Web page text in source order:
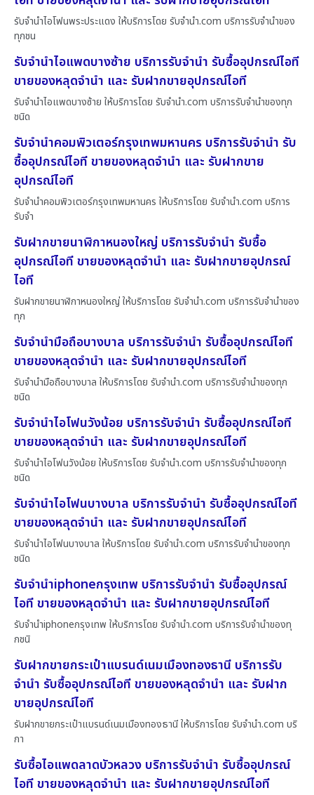
รับจำนำไอโฟนพระประแดง ให้บริการโดย รับจํานํา.com บริการรับจำนำของ
ทุกชน
รับจำนำไอแพดบางซ้าย บริการรับจำนำ รับซื้ออุปกรณ์ไอที
ขายของหลุดจำนำ และ รับฝากขายอุปกรณ์ไอที
รับจำนำไอแพดบางซ้าย ให้บริการโดย รับจํานํา.com บริการรับจำนำของทุก
ชนิด
รับจำนำคอมพิวเตอร์กรุงเทพมหานคร บริการรับจำนำ รับ
ซื้ออุปกรณ์ไอที ขายของหลุดจำนำ และ รับฝากขาย
อุปกรณ์ไอที
รับจำนำคอมพิวเตอร์กรุงเทพมหานคร ให้บริการโดย รับจํานํา.com บริการ
รับจำ
รับฝากขายนาฬิกาหนองใหญ่ บริการรับจำนำ รับซื้อ
อุปกรณ์ไอที ขายของหลุดจำนำ และ รับฝากขายอุปกรณ์
ไอที
รับฝากขายนาฬิกาหนองใหญ่ ให้บริการโดย รับจํานํา.com บริการรับจำนำของ
ทุก
รับจำนำมือถือบางบาล บริการรับจำนำ รับซื้ออุปกรณ์ไอที
ขายของหลุดจำนำ และ รับฝากขายอุปกรณ์ไอที
รับจำนำมือถือบางบาล ให้บริการโดย รับจํานํา.com บริการรับจำนำของทุก
ชนิด
รับจำนำไอโฟนวังน้อย บริการรับจำนำ รับซื้ออุปกรณ์ไอที
ขายของหลุดจำนำ และ รับฝากขายอุปกรณ์ไอที
รับจำนำไอโฟนวังน้อย ให้บริการโดย รับจํานํา.com บริการรับจำนำของทุก
ชนิด
รับจำนำไอโฟนบางบาล บริการรับจำนำ รับซื้ออุปกรณ์ไอที
ขายของหลุดจำนำ และ รับฝากขายอุปกรณ์ไอที
รับจำนำไอโฟนบางบาล ให้บริการโดย รับจํานํา.com บริการรับจำนำของทุก
ชนิด
รับจำนำiphoneกรุงเทพ บริการรับจำนำ รับซื้ออุปกรณ์
ไอที ขายของหลุดจำนำ และ รับฝากขายอุปกรณ์ไอที
รับจำนำiphoneกรุงเทพ ให้บริการโดย รับจํานํา.com บริการรับจำนำของทุ
กชนิ
รับฝากขายกระเป๋าแบรนด์เนมเมืองทองธานี บริการรับ
จำนำ รับซื้ออุปกรณ์ไอที ขายของหลุดจำนำ และ รับฝาก
ขายอุปกรณ์ไอที
รับฝากขายกระเป๋าแบรนด์เนมเมืองทองธานี ให้บริการโดย รับจํานํา.com บริ
กา
รับซื้อไอแพดลาดบัวหลวง บริการรับจำนำ รับซื้ออุปกรณ์
ไอที ขายของหลุดจำนำ และ รับฝากขายอุปกรณ์ไอที